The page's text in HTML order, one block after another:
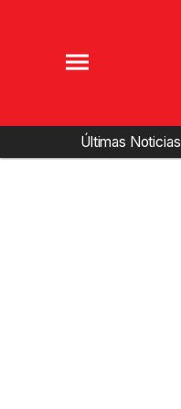
Últimas Noticias